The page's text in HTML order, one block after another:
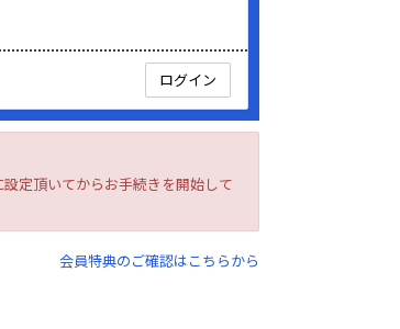
定頂いてからお手続きを開始して
会員特典のご確認はこちらから